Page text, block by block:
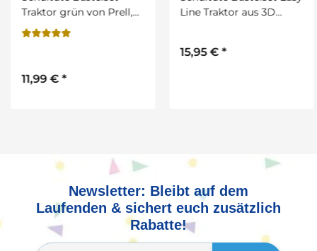
Traktor grün von Prell,
inkl. Schulstarterpaket
GRATIS
11,99 €*
Line Traktor aus 3D
URSUS, inkl.
15,95 €*
Newsletter: Bleibt auf dem
Laufenden & sichert euch zusätzlich
Rabatte!